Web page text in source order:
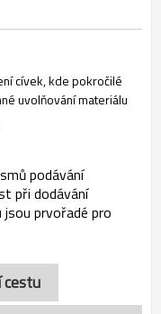
cívek, kde pokročilé
uvolňování materiálu
podávání
při dodávání
prvořadé pro
cestu